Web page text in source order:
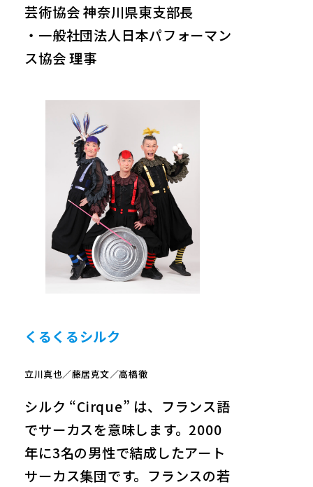
芸術協会 神奈川県東支部長
・一般社団法人日本パフォーマン
ス協会 理事
くるくるシルク
立川真也／藤居克文／高橋徹
シルク “Cirque” は、フランス語
でサーカスを意味します。2000
年に3名の男性で結成したアート
サーカス集団です。フランスの若